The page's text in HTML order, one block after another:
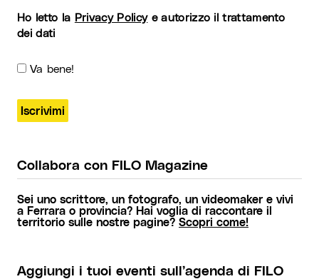
Ho letto la Privacy Policye autorizzo il trattamento
dei dati
Va bene!
Collabora con FILO Magazine
Sei uno scrittore, un fotografo, un videomaker e vivi
a Ferrara o provincia? Hai voglia di raccontare il
territorio sulle nostre pagine? Scopri come!
Aggiungi i tuoi eventi sull’agenda di FILO